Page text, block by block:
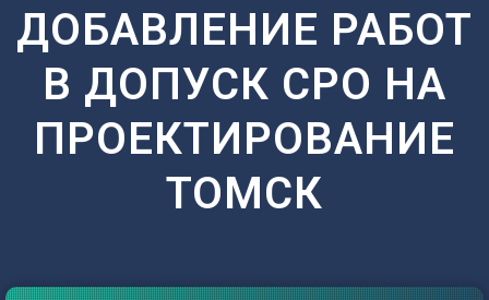
Барнаул
Белгород
Брянск
В
Владивосток
Владикавказ
Р
Рязань
С
Самара
Саранск
Саратов
Смоленск
ДОБАВЛЕНИЕ РАБОТ
В ДОПУСК СРО НА
ПРОЕКТИРОВАНИЕ
ТОМСК